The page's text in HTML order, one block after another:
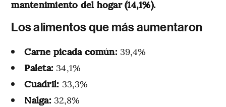
mantenimiento del hogar (14,1%).
Los alimentos que más aumentaron
Carne picada común: 39,4%
Paleta:34,1%
Cuadril: 33,3%
Nalga:32,8%